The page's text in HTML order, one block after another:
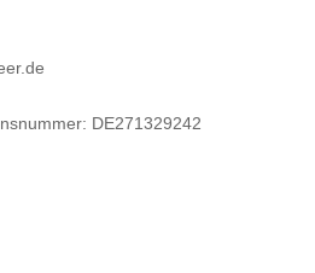
DE271329242